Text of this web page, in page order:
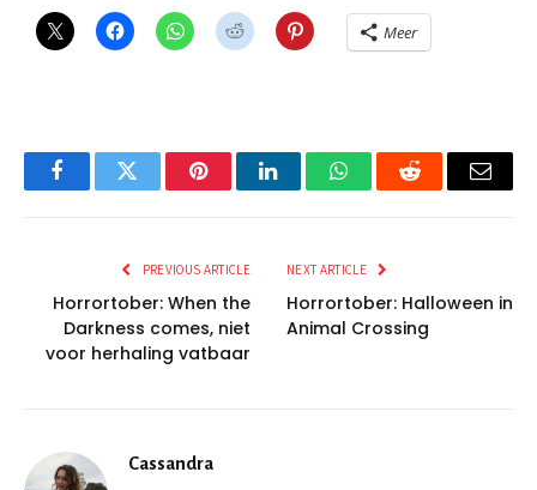
Meer
FacebookTwitter PinterestLinkedInWhatsAppReddit Email
PREVIOUS ARTICLE
Horrortober: When the
Darkness comes, niet
voor herhaling vatbaar
NEXT ARTICLE
Horrortober: Halloween in
Animal Crossing
Cassandra